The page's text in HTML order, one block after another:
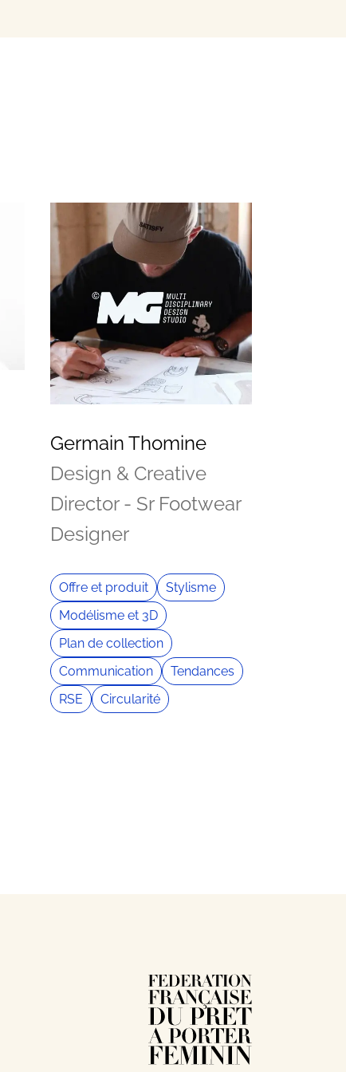
Germain Thomine
Design & Creative
Director - Sr Footwear
Designer
Offre et produit
Stylisme
Modélisme et 3D
Plan de collection
Communication
Tendances
RSE
Circularité